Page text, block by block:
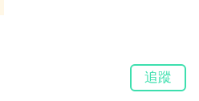
追蹤